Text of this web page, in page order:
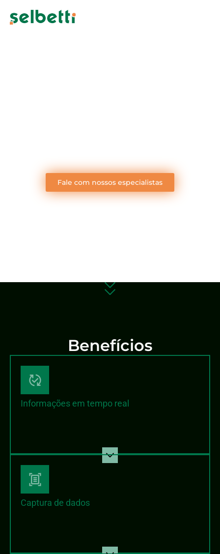
Fale com nossos especialistas
Benefícios
Informações em tempo real
Captura de dados